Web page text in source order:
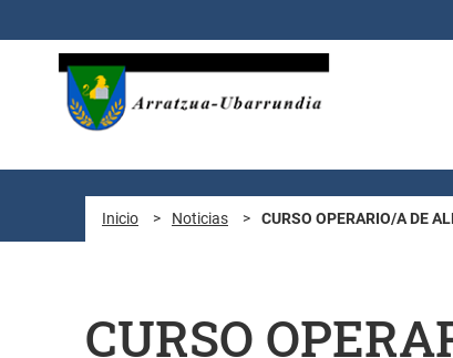
Inicio > Noticias > CURSO OPERARIO/A DE
CURSO